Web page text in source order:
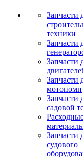
Запчасти
техники
Запчасти
Запчасти
Запчасти
мотопомп
Запчасти
садовой
Запчасти
судового